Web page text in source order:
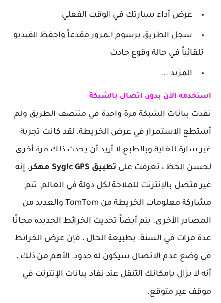
عرض أداء سيارتك في الوقت الفعلي
سجل الطريق برسوم المرور مقدماً واحفظ الفيديو
تلقائياً في حالة وقوع حادث
المزيد ...
استخدمه الآن بدون اتصال بالشبكة
نفدت بيانات الشبكة مرة واحدة في منتصف الطريق ولم
أستطع الاستمرار في عرض الخريطة. لقد كانت تجربة
غير سارة للغاية وبالطبع لا أريد أن يحدث ذلك مرة أخرى.
لحسن الحظ ، تعرفت على تطبيق Sygic GPS مهكر
. إنه
غير متصل بالإنترنت للملاحة لكل دولة في العالم. تتم
مشاركة معلومات الخريطة من TomTom والعديد من
المصادر الأخرى. يتم أيضاً تحديث الخرائط الجديدة مجانًا
عدة مرات في السنة. بطبيعة الحال ، فإن عرض الخرائط
في وضع عدم الاتصال سيكون له حدود. الأهم من ذلك ،
أنه لا يزال بإمكانك التنقل عند نفاد بيانات الإنترنت في
موقف غير متوقع.